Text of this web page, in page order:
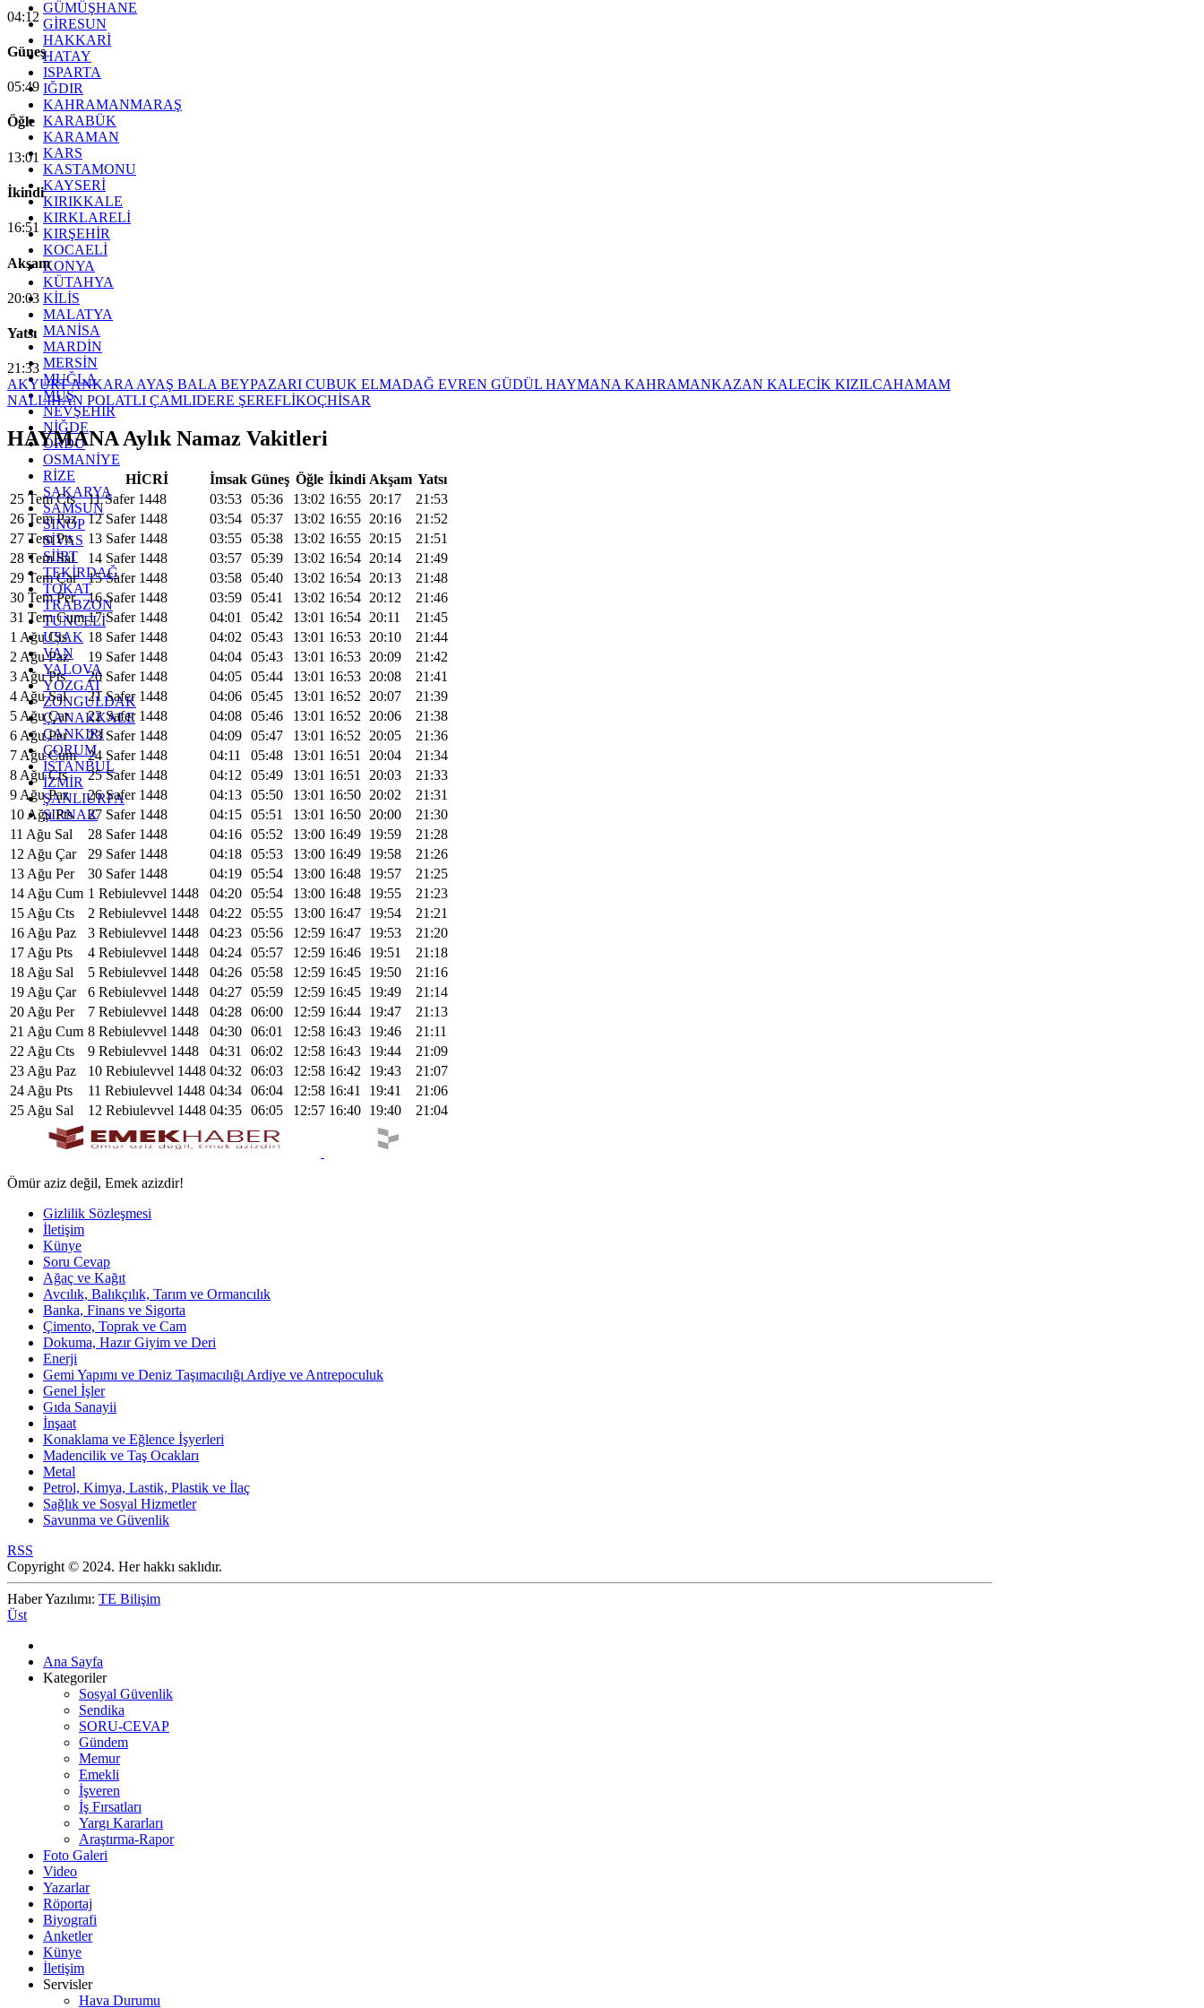
GÜMÜŞHANE
GİRESUN
HAKKARİ
HATAY
ISPARTA
IĞDIR
KAHRAMANMARAŞ
KARABÜK
KARAMAN
KARS
KASTAMONU
KAYSERİ
KIRIKKALE
KIRKLARELİ
KIRŞEHİR
KOCAELİ
KONYA
KÜTAHYA
KİLİS
MALATYA
MANİSA
MARDİN
MERSİN
MUĞLA
MUŞ
NEVŞEHİR
NİĞDE
ORDU
OSMANİYE
RİZE
SAKARYA
SAMSUN
SİNOP
SİVAS
SİİRT
TEKİRDAĞ
TOKAT
TRABZON
TUNCELİ
UŞAK
VAN
YALOVA
YOZGAT
ZONGULDAK
ÇANAKKALE
ÇANKIRI
ÇORUM
İSTANBUL
İZMİR
ŞANLIURFA
ŞIRNAK
04:12
Güneş
05:49
Öğle
13:01
İkindi
16:51
Akşam
20:03
Yatsı
21:33
AKYURTANKARA AYAŞ BALA BEYPAZARI CUBUK ELMADAĞ EVREN GÜDÜL HAYMANA KAHRAMANKAZAN KALECİK KIZILCAHAMAM
NALLIHAN POLATLI ÇAMLIDERE ŞEREFLİKOÇHİSAR
HAYMANA Aylık Namaz Vakitleri
HİCRİ İmsak Güneş Öğle İkindi Akşam Yatsı
25 Tem Cts
11 Safer 1448 03:53 05:36 13:02 16:55 20:17
21:53
26 Tem Paz
12 Safer 1448 03:54 05:37 13:02 16:55 20:16
21:52
27 Tem Pts
13 Safer 1448 03:55 05:38 13:02 16:55 20:15
21:51
28 Tem Sal
14 Safer 1448 03:57 05:39 13:02 16:54 20:14
21:49
29 Tem Çar
15 Safer 1448 03:58 05:40 13:02 16:54 20:13
21:48
30 Tem Per
16 Safer 1448 03:59 05:41 13:02 16:54 20:12
21:46
31 Tem Cum 17 Safer 1448 04:01 05:42 13:01 16:54 20:11
21:45
1 Ağu Cts
18 Safer 1448 04:02 05:43 13:01 16:53 20:10
21:44
2 Ağu Paz
19 Safer 1448 04:04 05:43 13:01 16:53 20:09
21:42
3 Ağu Pts
20 Safer 1448 04:05 05:44 13:01 16:53 20:08
21:41
4 Ağu Sal
21 Safer 1448 04:06 05:45 13:01 16:52 20:07
21:39
5 Ağu Çar
22 Safer 1448 04:08 05:46 13:01 16:52 20:06
21:38
6 Ağu Per
23 Safer 1448 04:09 05:47 13:01 16:52 20:05
21:36
7 Ağu Cum
24 Safer 1448 04:11 05:48 13:01 16:51 20:04
21:34
8 Ağu Cts
25 Safer 1448 04:12 05:49 13:01 16:51 20:03
21:33
9 Ağu Paz
26 Safer 1448 04:13 05:50 13:01 16:50 20:02
21:31
10 Ağu Pts
27 Safer 1448 04:15 05:51 13:01 16:50 20:00
21:30
11 Ağu Sal
28 Safer 1448 04:16 05:52 13:00 16:49 19:59
21:28
12 Ağu Çar
29 Safer 1448 04:18 05:53 13:00 16:49 19:58
21:26
13 Ağu Per
30 Safer 1448 04:19 05:54 13:00 16:48 19:57
21:25
14 Ağu Cum 1 Rebiulevvel 1448 04:20 05:54 13:00 16:48 19:55
21:23
15 Ağu Cts
2 Rebiulevvel 1448 04:22 05:55 13:00 16:47 19:54
21:21
16 Ağu Paz
3 Rebiulevvel 1448 04:23 05:56 12:59 16:47 19:53
21:20
17 Ağu Pts
4 Rebiulevvel 1448 04:24 05:57 12:59 16:46 19:51
21:18
18 Ağu Sal
5 Rebiulevvel 1448 04:26 05:58 12:59 16:45 19:50
21:16
19 Ağu Çar
6 Rebiulevvel 1448 04:27 05:59 12:59 16:45 19:49
21:14
20 Ağu Per
7 Rebiulevvel 1448 04:28 06:00 12:59 16:44 19:47
21:13
21 Ağu Cum 8 Rebiulevvel 1448 04:30 06:01 12:58 16:43 19:46
21:11
22 Ağu Cts
9 Rebiulevvel 1448 04:31 06:02 12:58 16:43 19:44
21:09
23 Ağu Paz
10 Rebiulevvel 1448 04:32 06:03 12:58 16:42 19:43
21:07
24 Ağu Pts
11 Rebiulevvel 1448 04:34 06:04 12:58 16:41 19:41
21:06
25 Ağu Sal
12 Rebiulevvel 1448 04:35 06:05 12:57 16:40 19:40 21:04
Ömür aziz değil, Emek azizdir!
Gizlilik Sözleşmesi
İletişim
Künye
Soru Cevap
Ağaç ve Kağıt
Avcılık, Balıkçılık, Tarım ve Ormancılık
Banka, Finans ve Sigorta
Çimento, Toprak ve Cam
Dokuma, Hazır Giyim ve Deri
Enerji
Gemi Yapımı ve Deniz Taşımacılığı Ardiye ve Antrepoculuk
Genel İşler
Gıda Sanayii
İnşaat
Konaklama ve Eğlence İşyerleri
Madencilik ve Taş Ocakları
Metal
Petrol, Kimya, Lastik, Plastik ve İlaç
Sağlık ve Sosyal Hizmetler
Savunma ve Güvenlik
RSS
Copyright © 2024. Her hakkı saklıdır.
Haber Yazılımı: TE Bilişim
Üst
Ana Sayfa
Kategoriler
Sosyal Güvenlik
Sendika
SORU-CEVAP
Gündem
Memur
Emekli
İşveren
İş Fırsatları
Yargı Kararları
Araştırma-Rapor
Foto Galeri
Video
Yazarlar
Röportaj
Biyografi
Anketler
Künye
İletişim
Servisler
Hava Durumu